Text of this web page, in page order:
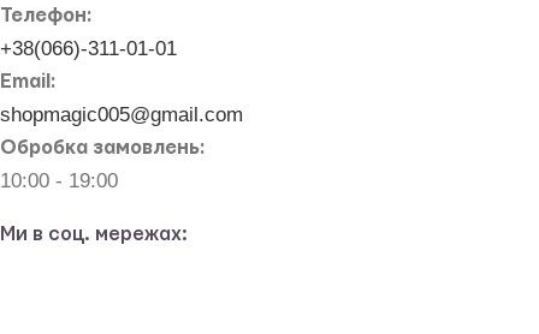
Телефон:
+38(066)-311-01-01
Email:
shopmagic005@gmail.com
Обробка замовлень:
10:00 - 19:00
Ми в соц. мережах: